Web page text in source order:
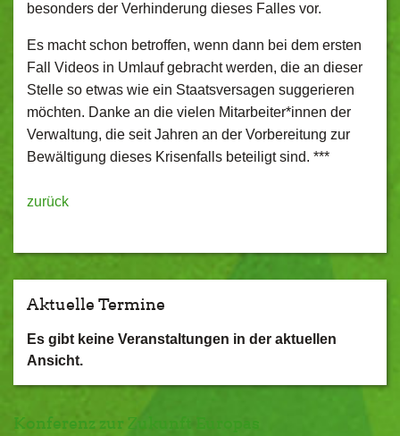
besonders der Verhinderung dieses Falles vor.
Es macht schon betroffen, wenn dann bei dem ersten
Fall Videos in Umlauf gebracht werden, die an dieser
Stelle so etwas wie ein Staatsversagen suggerieren
möchten. Danke an die vielen Mitarbeiter*innen der
Verwaltung, die seit Jahren an der Vorbereitung zur
Bewältigung dieses Krisenfalls beteiligt sind. ***
zurück
Aktuelle Termine
Es gibt keine Veranstaltungen in der aktuellen
Ansicht.
Konferenz zur Zukunft Europas